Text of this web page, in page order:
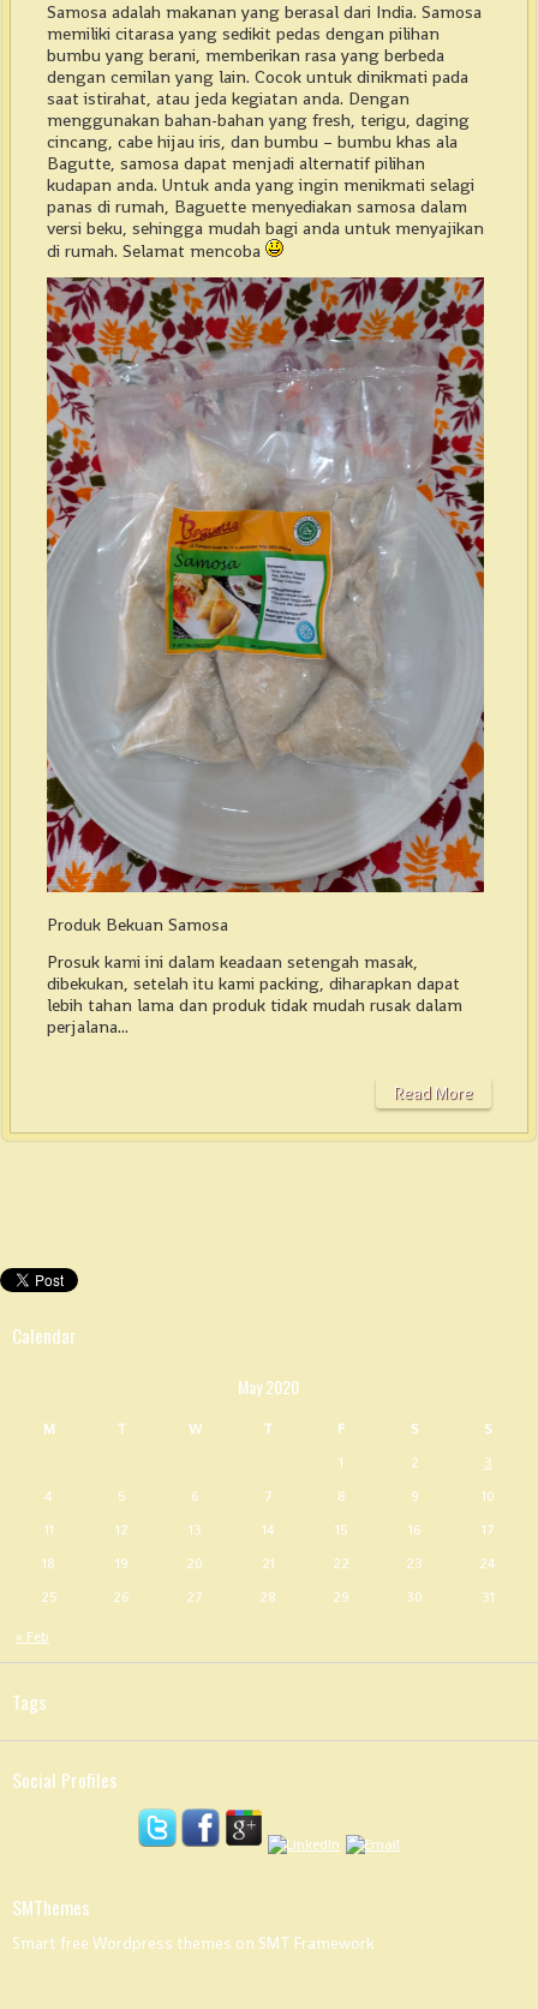
Samosa adalah makanan yang berasal dari India. Samosa
memiliki citarasa yang sedikit pedas dengan pilihan
bumbu yang berani, memberikan rasa yang berbeda
dengan cemilan yang lain. Cocok untuk dinikmati pada
saat istirahat, atau jeda kegiatan anda. Dengan
menggunakan bahan-bahan yang fresh, terigu, daging
cincang, cabe hijau iris, dan bumbu – bumbu khas ala
Bagutte, samosa dapat menjadi alternatif pilihan
kudapan anda. Untuk anda yang ingin menikmati selagi
panas di rumah, Baguette menyediakan samosa dalam
versi beku, sehingga mudah bagi anda untuk menyajikan
di rumah. Selamat mencoba
Produk Bekuan Samosa
Prosuk kami ini dalam keadaan setengah masak,
dibekukan, setelah itu kami packing, diharapkan dapat
lebih tahan lama dan produk tidak mudah rusak dalam
perjalana...
Read More
Calendar
May 2020
M T W T F S S
« Feb
1 2
3
4
5 6 7 8 9
10
11
12 13 14 15 16
17
18
19 20 21 22 23
24
25
26 27 28 29 30 31
Tags
Social Profiles
SMThemes
Smart free Wordpress themes on SMT Framework